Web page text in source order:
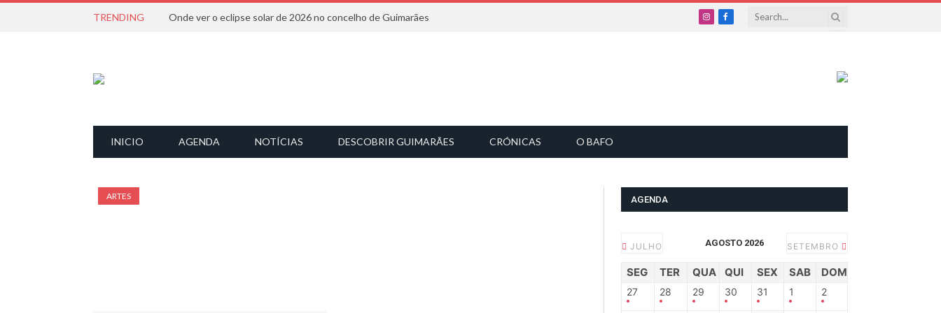
TRENDING Onde ver o eclipse solar de 2026 no concelho de Guimarães
InstagramFacebook
INICIO AGENDA NOTÍCIAS DESCOBRIR GUIMARÃES CRÓNICAS O BAFO
ARTES AGENDA
JULHO AGOSTO 2026 SETEMBRO
SEG TER QUA QUI SEX SAB DOM
27 28 29 30 31 1 2